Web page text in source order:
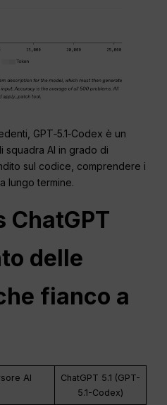
GPT‑5.1‑Codex è un
AI in grado di
sul codice, comprendere i
lungo termine.
ChatGPT
delle
fianco a
AI
ChatGPT 5.1 (GPT-
5.1-Codex)